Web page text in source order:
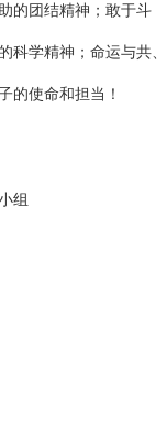
的团结精神；敢于斗
科学精神；命运与共、
的使命和担当！
组